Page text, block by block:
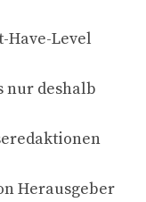
Have-Level
nur deshalb
Herausgeber